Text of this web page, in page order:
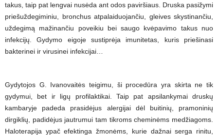
takus, taip pat lengvai nusėda ant odos paviršiaus. Druska pasižymi
priešuždegiminiu, bronchus atpalaiduojančiu, gleives skystinančiu,
uždegimą mažinančiu poveikiu bei saugo kvėpavimo takus nuo
infekcijų. Gydymo eigoje sustiprėja imunitetas, kuris priešinasi
bakterinei ir virusinei infekcijai…
Gydytojos G. Ivanovaitės teigimu, ši procedūra yra skirta ne tik
gydymui, bet ir ligų profilaktikai. Taip pat apsilankymai druskų
kambaryje padeda prasidėjus alergijai dėl buitinių, pramoninių
dirgiklių, padidėjus jautrumui tam tikroms cheminėms medžiagoms.
Haloterapija ypač efektinga žmonėms, kurie dažnai serga rinitu,